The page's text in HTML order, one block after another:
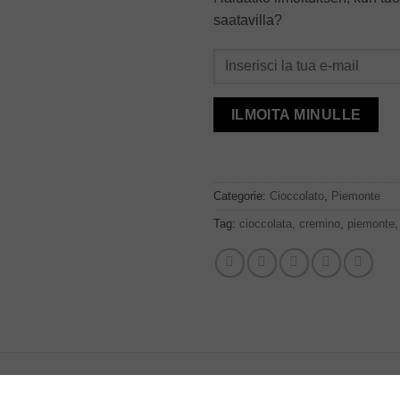
saatavilla?
ILMOITA MINULLE
Categorie: Cioccolato Piemonte
Tag: cioccolata cremino piemonte